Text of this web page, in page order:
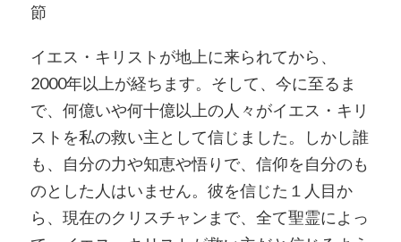
節
イエス・キリストが地上に来られてから、
2000年以上が経ちます。そして、今に至るま
で、何億いや何十億以上の人々がイエス・キリ
ストを私の救い主として信じました。しかし誰
も、自分の力や知恵や悟りで、信仰を自分のも
のとした人はいません。彼を信じた１人目か
ら、現在のクリスチャンまで、全て聖霊によっ